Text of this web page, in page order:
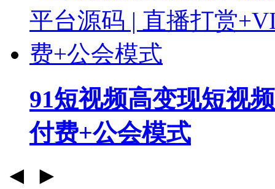
91短视频高变现短视
付费+公会模式
◄ ►